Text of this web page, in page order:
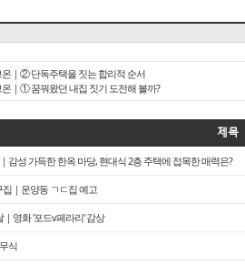
온｜② 단독주택을 짓는 합리적 순서
｜① 꿈꿔왔던 내집 짓기 도전해 볼까?
제목
감성 가득한 한옥 마당, 현대식 2층 주택에 접목한 매력은?
집｜운양동 ㄱㄷ집 예고
영화 '포드v페라리' 감상
식